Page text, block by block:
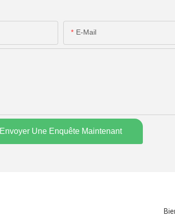
E-Mail
Envoyer Une Enquête Maintenant